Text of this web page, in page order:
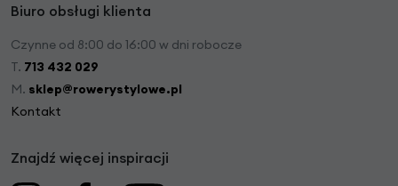
Biuro obsługi klienta
Czynne od 8:00 do 16:00 w dni robocze
T. 713 432 029
M. sklep@rowerystylowe.pl
Kontakt
Znajdź więcej inspiracji